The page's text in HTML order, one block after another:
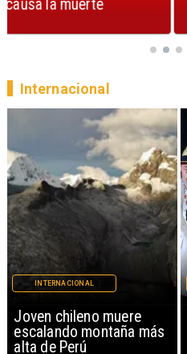
Brasil reduce contacto
diplomático con
Argentina por dichos de
INTERNACIONAL
Internacional